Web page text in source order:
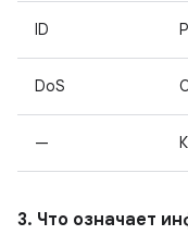
ID
DoS
—
3. Что означает